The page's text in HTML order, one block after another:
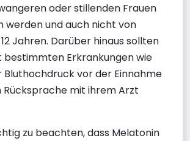
oder stillenden Frauen
werden und auch nicht von
Jahren. Darüber hinaus sollten
bestimmten Erkrankungen wie
Bluthochdruck vor der Einnahme
Rücksprache mit ihrem Arzt
zu beachten, dass Melatonin